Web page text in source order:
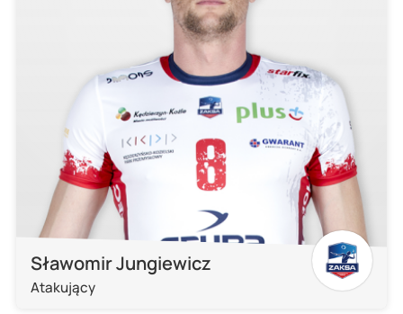
Sławomir Jungiewicz
Atakujący